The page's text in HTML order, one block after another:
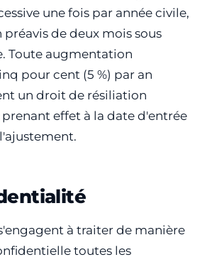
une fois par année civile,
de deux mois sous
Toute augmentation
pour cent (5 %) par an
un droit de résiliation
effet à la date d'entrée
à traiter de manière
toutes les